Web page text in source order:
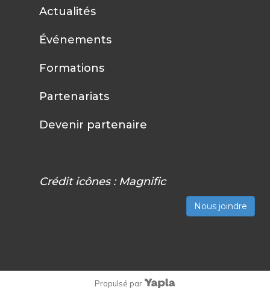
Actualités
Événements
Formations
Partenariats
Devenir partenaire
Crédit icônes : Magnific
Nous joindre
Propulsé par